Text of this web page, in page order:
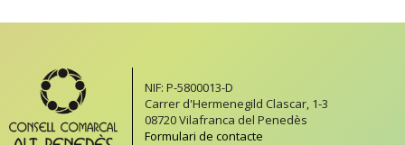
NIF: P-5800013-D
Carrer d'Hermenegild Clascar, 1-3
08720 Vilafranca del Penedès
Formulari de contacte